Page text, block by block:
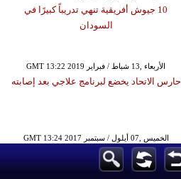
10 جيوش أفريقية تنهي تدريباً كبيرًا في
السودان
GMT 13:22 2019 الأربعاء ,13 شباط / فبراير
حارس الاتحاد يخضع لبرنامج علاجي بعد إصابته
GMT 13:24 2017 الخميس ,07 أيلول / سبتمبر
فيفا يبرز دور نواف العابد في تأهل السعودية
لمونديال روسيا